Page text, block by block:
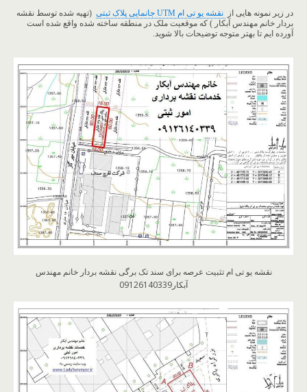
در زیر نمونه هایی از
نقشه یو تی ام UTM جانمایی پلاک ثبتی
(تهیه شده توسط نقشه
بردار خانم مهندس آبکار ) که موقعیت ملک در منطقه ساخته شده واقع شده است
آورده ایم تا بهتر متوجه توضیحات بالا شوید.
نقشه یو تی ام تثبیت عرصه برای سند تک برگی نقشه بردار خانم مهندس
آبکار09126140339